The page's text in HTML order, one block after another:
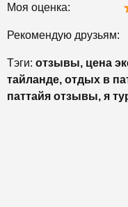
Моя оценка:
Рекомендую друзьям:
Тэги: отзывы, цена
тайланде, отдых в
паттайя отзывы, я